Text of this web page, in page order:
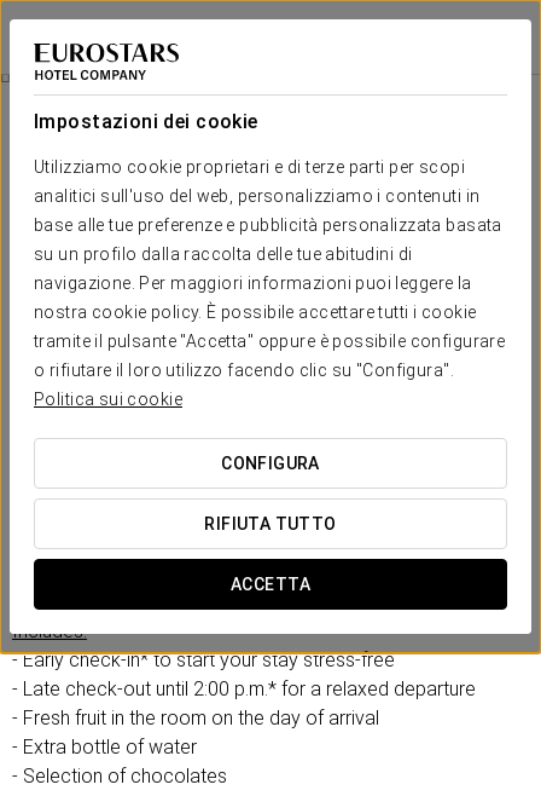
Impostazioni dei cookie
Utilizziamo cookie proprietari e di terze parti per scopi
analitici sull'uso del web, personalizziamo i contenuti in
base alle tue preferenze e pubblicità personalizzata basata
su un profilo dalla raccolta delle tue abitudini di
navigazione. Per maggiori informazioni puoi leggere la
nostra cookie policy. È possibile accettare tutti i cookie
tramite il pulsante "Accetta" oppure è possibile configurare
o rifiutare il loro utilizzo facendo clic su "Configura".
Politica sui cookie
CONFIGURA
RIFIUTA TUTTO
ACCETTA
Eurostars Monumental
BARCELLONA
Esperienza Business
15€
Esperienza Business
Flexible schedules, everything designed to suit your agenda.
At Eurostars Monumental, we’ve created this business
experience with your comfort and efficiency in mind. No rush,
Includes:
- Early check-in* to start your stay stress-free
- Late check-out until 2:00 p.m.* for a relaxed departure
- Fresh fruit in the room on the day of arrival
- Extra bottle of water
- Selection of chocolates